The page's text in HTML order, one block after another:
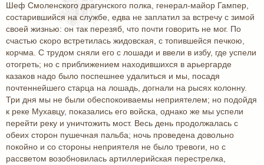
Шеф Смоленского драгунского полка, генерал-майор Гампер,
состарившийся на службе, едва не заплатил за встречу с зимой
своей жизнью: он так перезяб, что почти говорить не мог. По
счастью скоро встретилась жидовская, с топившейся печкою,
корчма. С трудом сняли его с лошади и ввели в избу, где успели
отогреть; но с приближением находившихся в арьергарде
казаков надо было поспешнее удалиться и мы, посадя
почтеннейшего старца на лошадь, догнали на рысях колонну.
Три дня мы не были обеспокоиваемы неприятелем; но подойдя
к реке Мухавцу, показались его войска, однако же мы успели
перейти реку и уничтожить мост. Весь день продолжалась с
обеих сторон пушечная пальба; ночь проведена довольно
покойно и со стороны неприятеля не было тревоги, но с
рассветом возобновилась артиллерийская перестрелка,